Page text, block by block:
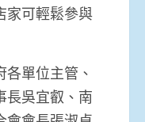
家可輕鬆參與
單位主管、
長吳宜叡、南